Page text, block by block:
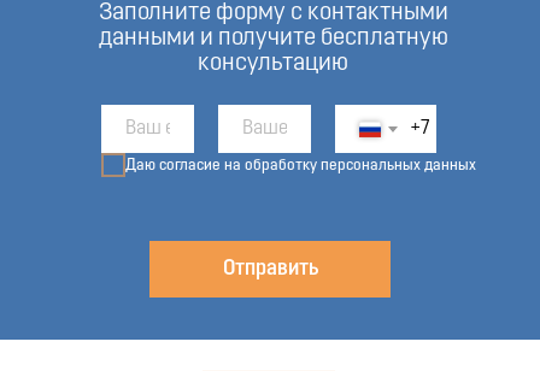
+7
Даю согласие на обработку персональных данных
Отправить
Заполните форму с контактными
данными и получите бесплатную
консультацию